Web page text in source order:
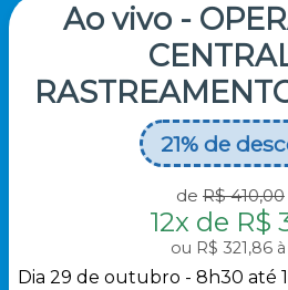
Ao vivo -
21% de
de R$ 410,00
12x de R$
R$ 321,86
Dia 29 de outubro - 8h30 até